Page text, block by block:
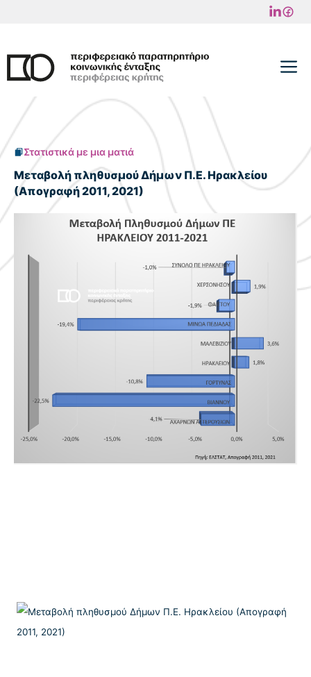
περιεχόμενο
Στατιστικά με μια ματιά
Μεταβολή πληθυσμού Δήμων Π.Ε. Ηρακλείου
(Απογραφή 2011, 2021)